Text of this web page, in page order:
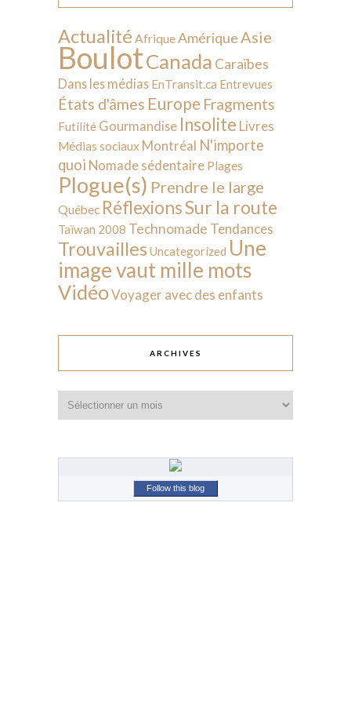
Actualité AfriqueAmérique Asie
BoulotCanada Caraïbes
Dans les médias EnTransit.ca Entrevues
États d'âmes Europe Fragments
Futilité Gourmandise Insolite Livres
Médias sociaux Montréal N'importe
quoi Nomade sédentaire Plages
Plogue(s) Prendre le large
Québec RéflexionsSur la route
Taïwan 2008 Technomade Tendances
Trouvailles Uncategorized Une
image vaut mille mots
VidéoVoyager avec des enfants
ARCHIVES
Follow this blog